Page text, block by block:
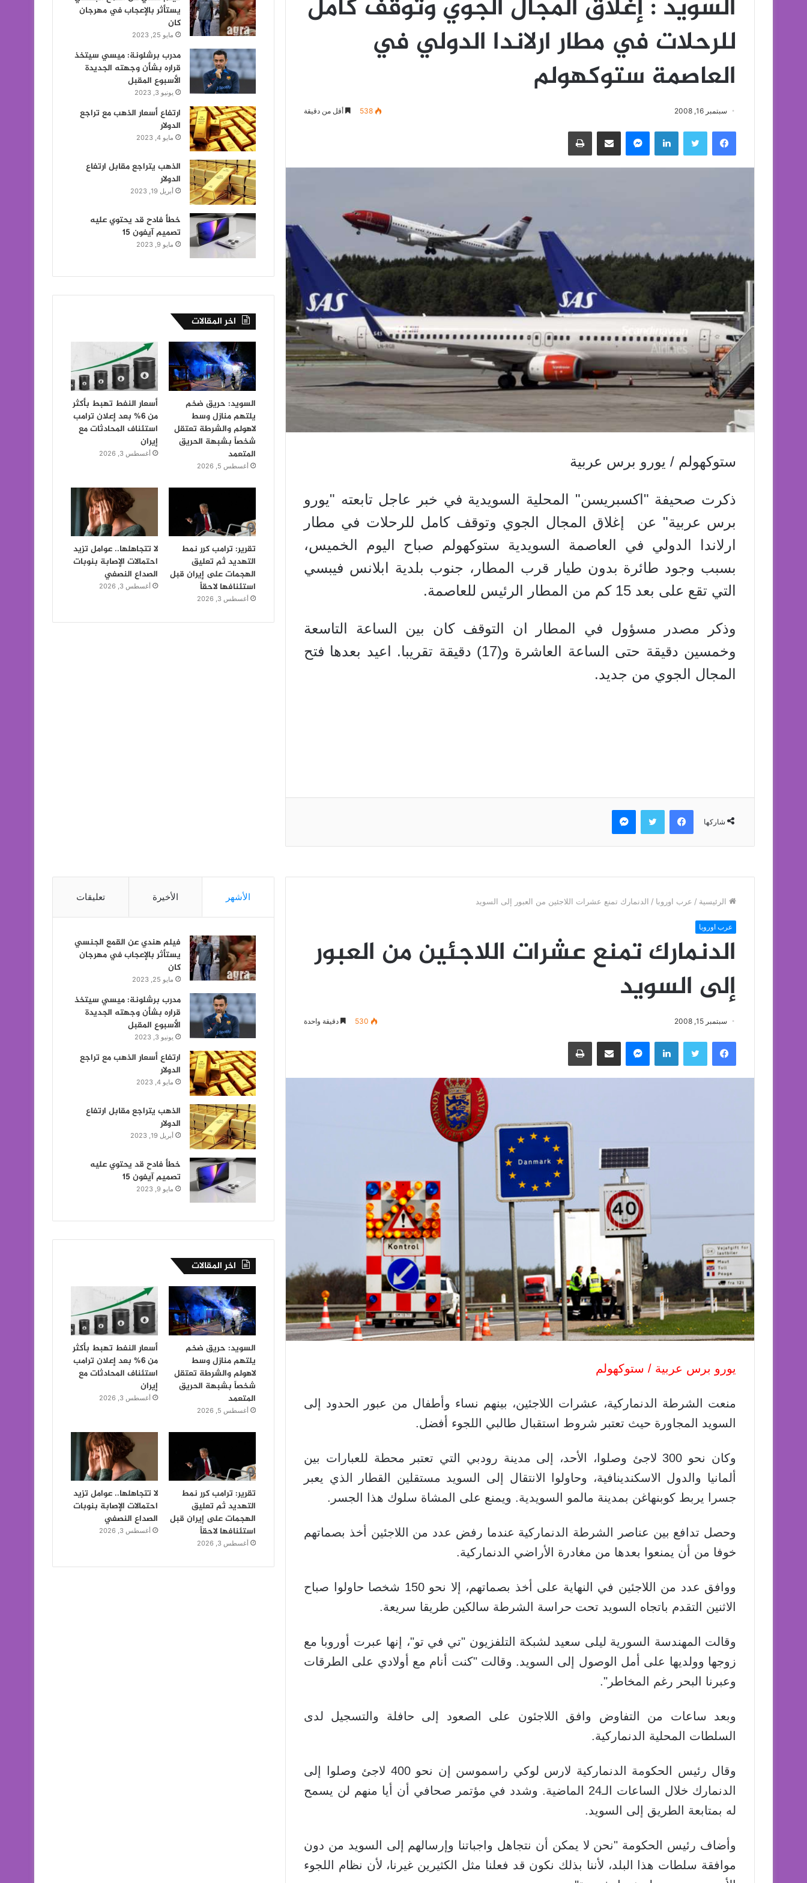
السويد : إغلاق المجال الجوي وتوقف كامل
للرحلات في مطار ارلاندا الدولي في
العاصمة ستوكهولم
سبتمبر 16, 2008 538 أقل من دقيقة
فيسبوك تويتر لينكدإن ماسنجر مشاركة عبر البريد طباعة
ستوكهولم / يورو برس عربية
ذكرت صحيفة "اكسبريسن" المحلية السويدية في خبر عاجل تابعته "يورو
برس عربية" عن إغلاق المجال الجوي وتوقف كامل للرحلات في مطار
ارلاندا الدولي في العاصمة السويدية ستوكهولم صباح اليوم الخميس،
بسبب وجود طائرة بدون طيار قرب المطار، جنوب بلدية ابلانس فيبسي
التي تقع على بعد 15 كم من المطار الرئيس للعاصمة.
وذكر مصدر مسؤول في المطار ان التوقف كان بين الساعة التاسعة
وخمسين دقيقة حتى الساعة العاشرة و(17) دقيقة تقريبا. اعيد بعدها فتح
المجال الجوي من جديد.
شاركها
فيسبوك تويتر ماسنجر
يستأثر بالإعجاب في مهرجان
كان
مايو 25, 2023
مدرب برشلونة: ميسي سيتخذ
قراره بشأن وجهته الجديدة
الأسبوع المقبل
يونيو 3, 2023
ارتفاع أسعار الذهب مع تراجع
الدولار
مايو 4, 2023
الذهب يتراجع مقابل ارتفاع
الدولار
أبريل 19, 2023
خطأ فادح قد يحتوي عليه
تصميم آيفون 15
مايو 9, 2023
اخر المقالات
السويد: حريق ضخم
يلتهم منازل وسط
لاهولم والشرطة تعتقل
شخصاً بشبهة الحريق
المتعمد
أغسطس 5, 2026
أسعار النفط تهبط بأكثر
من 6% بعد إعلان ترامب
استئناف المحادثات مع
إيران
أغسطس 3, 2026
تقرير: ترامب كرر نمط
التهديد ثم تعليق
الهجمات على إيران قبل
استئنافها لاحقاً
أغسطس 3, 2026
لا تتجاهلها.. عوامل تزيد
احتمالات الإصابة بنوبات
الصداع النصفي
أغسطس 3, 2026